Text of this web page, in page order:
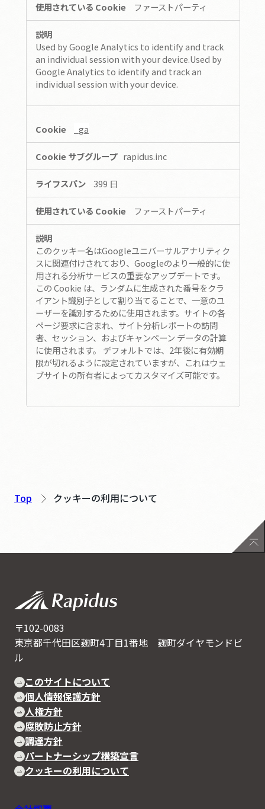
ス
Cookie
ファーストパーティ
Used by Google Analytics to identify and track
an individual session with your device.Used by
Google Analytics to identify and track an
individual session with your device.
_ga
rapidus.inc
399 日
ファーストパーティ
このクッキー名はGoogleユニバーサルアナリティク
スに関連付けされており、Googleのより一般的に使
用される分析サービスの重要なアップデートです。
この Cookie は、ランダムに生成された番号をクラ
イアント識別子として割り当てることで、一意のユ
ーザーを識別するために使用されます。サイトの各
ページ要求に含まれ、サイト分析レポートの訪問
者、セッション、およびキャンペーン データの計算
に使用されます。 デフォルトでは、2年後に有効期
限が切れるように設定されていますが、これはウェ
ブサイトの所有者によってカスタマイズ可能です。
Top クッキーの利用について
〒102-0083
東京都千代田区麹町4丁目1番地 麹町ダイヤモンドビ
ル
このサイトについて
個人情報保護方針
人権方針
腐敗防止方針
調達方針
パートナーシップ構築宣言
クッキーの利用について